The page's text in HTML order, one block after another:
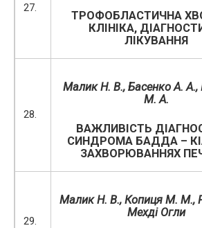
27.
ТРОФОБЛАСТИЧНА
КЛІНІКА,
ЛІКУВАННЯ
28.
Малик Н. В., Басенко А. А.,
М. А.
ВАЖЛИВІСТЬ
СИНДРОМА БАДДА –
ЗАХВОРЮВАННЯХ
29.
Малик Н. В., Копиця М. М.,
Мехді Огли